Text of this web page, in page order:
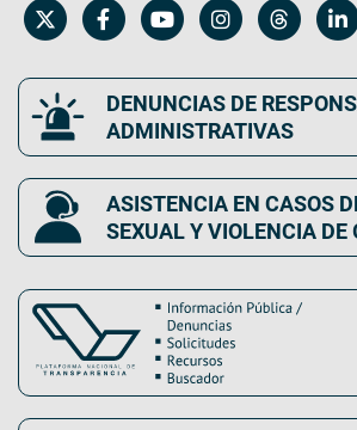
DENUNCIAS DE
ADMINISTRATIVAS
ASISTENCIA EN CASOS
SEXUAL Y VIOLENCIA DE